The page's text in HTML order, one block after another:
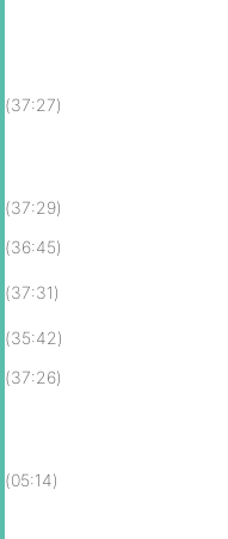
(37:27)
(37:29)
(36:45)
(37:31)
(35:42)
(37:26)
(05:14)